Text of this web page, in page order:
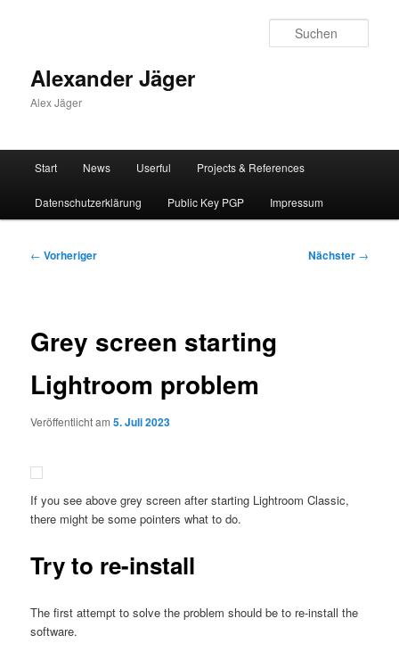
Alexander Jäger
Alex Jäger
Start News Userful Projects & References
Datenschutzerklärung Public Key PGP Impressum
Beitragsnavigation
← Vorheriger Nächster →
Grey screen starting
Lightroom problem
Veröffentlicht am5. Juli 2023
If you see above grey screen after starting Lightroom Classic,
there might be some pointers what to do.
Try to re-install
The first attempt to solve the problem should be to re-install the
software.